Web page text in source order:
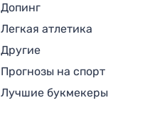
Допинг
Легкая атлетика
Другие
Прогнозы на спорт
Лучшие букмекеры